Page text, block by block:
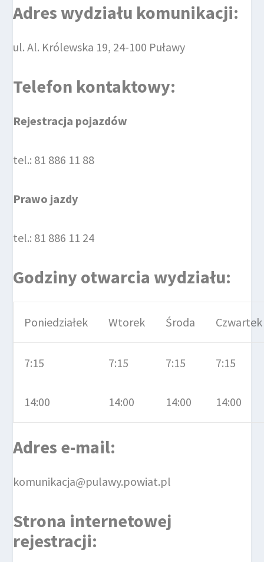
Adres wydziału komunikacji:
ul. Al. Królewska 19, 24-100 Puławy
Telefon kontaktowy:
Rejestracja pojazdów
tel.: 81 886 11 88
Prawo jazdy
tel.: 81 886 11 24
Godziny otwarcia wydziału:
Poniedziałek Wtorek Środa Czwartek
7:15
14:00
7:15
14:00
7:15
14:00
7:15
14:00
Adres e-mail:
komunikacja@pulawy.powiat.pl
Strona internetowej
rejestracji: